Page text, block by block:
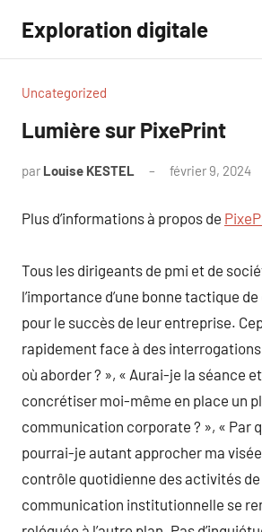
contenu
Exploration digitale
Uncategorized
Lumière sur PixePrint
par Louise KESTEL février 9, 2024
Plus d’informations à propos de
Tous les dirigeants de pmi et de
l’importance d’une bonne tactique
pour le succès de leur entreprise.
rapidement face à des
où aborder ? », « Aurai-je la séance et
concrétiser moi-même en place un
communication corporate ? », « Par
pourrai-je autant approcher ma visée
contrôle quotidienne des activités de
communication institutionnelle se